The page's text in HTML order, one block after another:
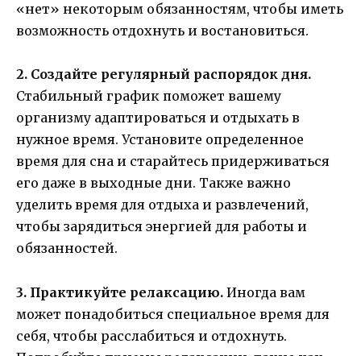
«нет» некоторым обязанностям, чтобы иметь
возможность отдохнуть и востановиться.
2. Создайте регулярный распорядок дня.
Стабильный график поможет вашему
организму адаптироваться и отдыхать в
нужное время. Установите определенное
время для сна и старайтесь придерживаться
его даже в выходные дни. Также важно
уделить время для отдыха и развлечений,
чтобы зарядиться энергией для работы и
обязанностей.
3. Практикуйте релаксацию. Иногда вам
может понадобиться специальное время для
себя, чтобы расслабиться и отдохнуть.